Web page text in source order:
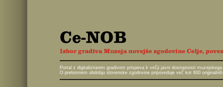
Portal z digitaliziranim gradivom prispeva k večji javni dostopnosti
O prelomnem obdobju slovenske zgodovine pripoveduje več kot 600